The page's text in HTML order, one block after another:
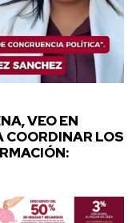
VEO EN
COORDINAR LOS